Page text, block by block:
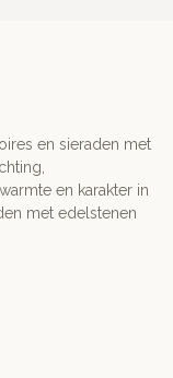
en sieraden met
en karakter in
met edelstenen